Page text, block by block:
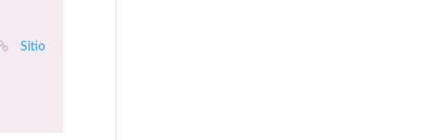
Sitio